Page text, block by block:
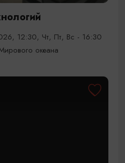
12:30, Чт, Пт, Вс - 16:30
океана